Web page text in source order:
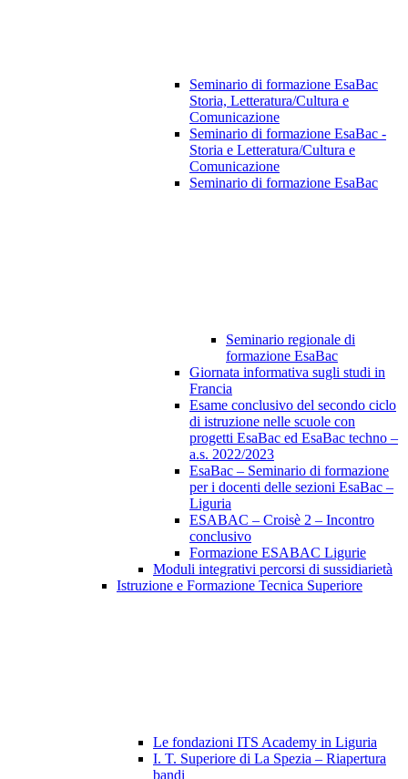
Seminario di formazione EsaBac
Storia, Letteratura/Cultura e
Comunicazione
Seminario di formazione EsaBac -
Storia e Letteratura/Cultura e
Comunicazione
Seminario di formazione EsaBac
Seminario regionale di
formazione EsaBac
Giornata informativa sugli studi in
Francia
Esame conclusivo del secondo ciclo
di istruzione nelle scuole con
progetti EsaBac ed EsaBac techno –
a.s. 2022/2023
EsaBac – Seminario di formazione
per i docenti delle sezioni EsaBac –
Liguria
ESABAC – Croisè 2 – Incontro
conclusivo
Formazione ESABAC Ligurie
Moduli integrativi percorsi di sussidiarietà
Istruzione e Formazione Tecnica Superiore
Le fondazioni ITS Academy in Liguria
I. T. Superiore di La Spezia – Riapertura
bandi